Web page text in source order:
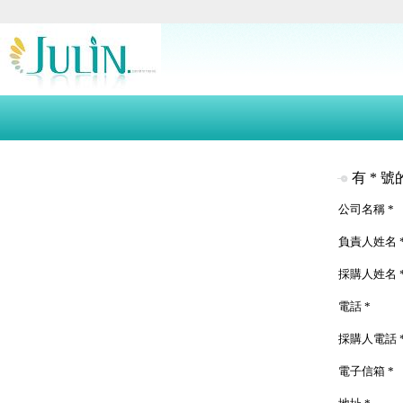
有 * 號
公司名稱 *
負責人姓名
採購人姓名
電話 *
採購人電話
電子信箱 *